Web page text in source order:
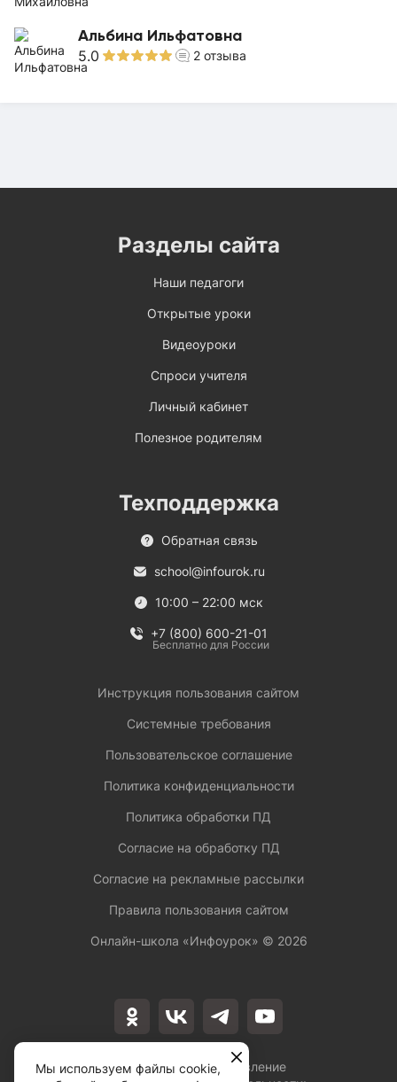
Альбина Ильфатовна
5.0 2 отзыва
Лицензия на осуществление
Разделы сайта
Наши педагоги
Открытые уроки
Видеоуроки
Спроси учителя
Личный кабинет
Полезное родителям
Техподдержка
Обратная связь
school@infourok.ru
10:00 – 22:00 мск
+7 (800) 600-21-01
Бесплатно для России
Инструкция пользования сайтом
Системные требования
Пользовательское соглашение
Политика конфиденциальности
Политика обработки ПД
Согласие на обработку ПД
Согласие на рекламные рассылки
Правила пользования сайтом
Онлайн-школа «Инфоурок» © 2026
Мы используем файлы cookie,